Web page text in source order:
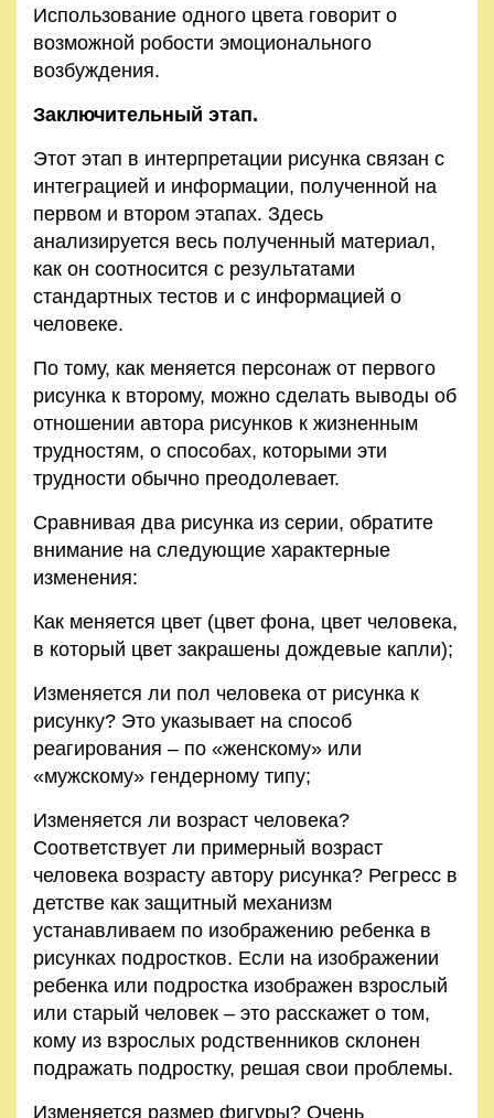
Использование одного цвета говорит о
возможной робости эмоционального
возбуждения.
Заключительный этап.
Этот этап в интерпретации рисунка связан с
интеграцией и информации, полученной на
первом и втором этапах. Здесь
анализируется весь полученный материал,
как он соотносится с результатами
стандартных тестов и с информацией о
человеке.
По тому, как меняется персонаж от первого
рисунка к второму, можно сделать выводы об
отношении автора рисунков к жизненным
трудностям, о способах, которыми эти
трудности обычно преодолевает.
Сравнивая два рисунка из серии, обратите
внимание на следующие характерные
изменения:
Как меняется цвет (цвет фона, цвет человека,
в который цвет закрашены дождевые капли);
Изменяется ли пол человека от рисунка к
рисунку? Это указывает на способ
реагирования – по «женскому» или
«мужскому» гендерному типу;
Изменяется ли возраст человека?
Соответствует ли примерный возраст
человека возрасту автору рисунка? Регресс в
детстве как защитный механизм
устанавливаем по изображению ребенка в
рисунках подростков. Если на изображении
ребенка или подростка изображен взрослый
или старый человек – это расскажет о том,
кому из взрослых родственников склонен
подражать подростку, решая свои проблемы.
Изменяется размер фигуры? Очень